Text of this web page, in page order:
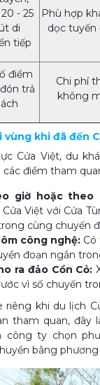
- 25
di
tiếp
Phù hợp
dọc tuyến
điểm
trả
Chi phí
không
vùng khi đã đến
Cửa Việt, du
điểm tham
giờ hoặc theo
Việt với Cửa
cùng chuyến
công nghệ:Có
đoạn ngắn
ra đảo Cồn Cỏ:
vì số chuyến
riêng khi du lịch
tham quan, đây
công ty chọn
bằng